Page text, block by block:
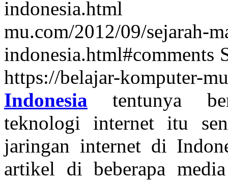
mu.com/2012/09/sejarah-
indonesia.html#comments
https://belajar-komputer-
Indonesia tentunya
teknologi internet itu
jaringan internet di
artikel di beberapa